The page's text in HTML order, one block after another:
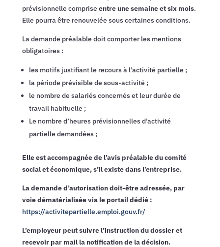
prévisionnelle compriseentre une semaine et six mois.
Elle pourra être renouvelée sous certaines conditions.
La demande préalable doit comporter les mentions
obligatoires :
les motifs justifiant le recours à l’activité partielle ;
la période prévisible de sous-activité ;
le nombre de salariés concernés et leur durée de
travail habituelle ;
Le nombre d’heures prévisionnelles d’activité
partielle demandées ;
Elle est accompagnée de l’avis préalable du comité
social et économique, s’il existe dans l’entreprise.
La demande d’autorisation doit-être adressée, par
voie dématérialisée via le portail dédié :
https://activitepartielle.emploi.gouv.fr/
L’employeur peut suivre l’instruction du dossier et
recevoir par mail la notification de la décision.